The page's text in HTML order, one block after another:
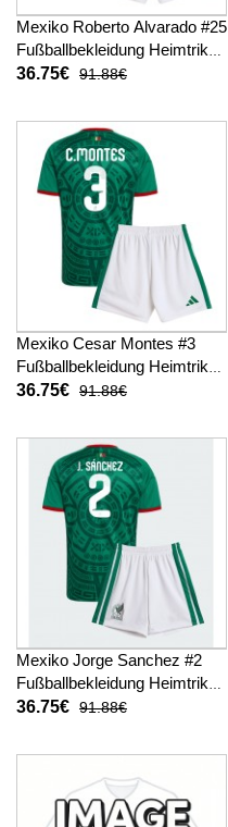
Mexiko Roberto Alvarado #25
Fußballbekleidung Heimtrikot
Kinder WM 2026 Kurzarm (+
36.75€ 91.88€
Mexiko Cesar Montes #3
Fußballbekleidung Heimtrikot
Kinder WM 2026 Kurzarm (+
36.75€ 91.88€
Mexiko Jorge Sanchez #2
Fußballbekleidung Heimtrikot
Kinder WM 2026 Kurzarm (+
36.75€ 91.88€